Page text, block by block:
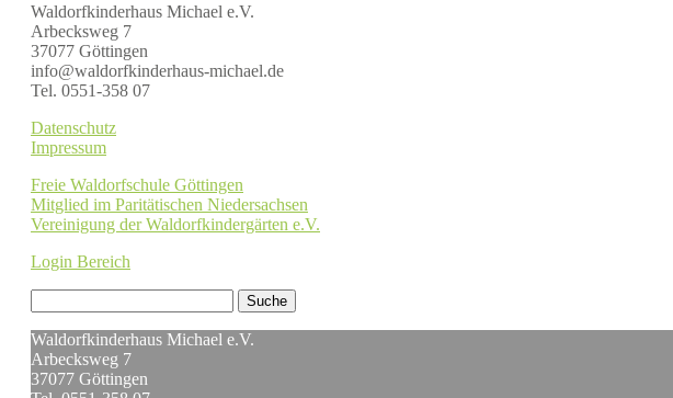
Waldorfkinderhaus Michael e.V.
Arbecksweg 7
37077 Göttingen
info@waldorfkinderhaus-michael.de
Tel. 0551-358 07
Datenschutz
Impressum
Freie Waldorfschule Göttingen
Mitglied im Paritätischen Niedersachsen
Vereinigung der Waldorfkindergärten e.V.
Login Bereich
Waldorfkinderhaus Michael e.V.
Arbecksweg 7
37077 Göttingen